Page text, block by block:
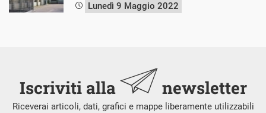
Lunedì 9 Maggio 2022
Iscriviti alla newsletter
Riceverai articoli, dati, grafici e mappe liberamente utilizzabili